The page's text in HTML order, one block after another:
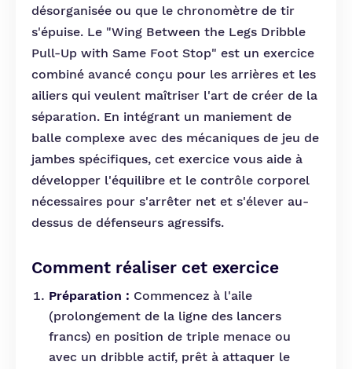
désorganisée ou que le chronomètre de tir
s'épuise. Le "Wing Between the Legs Dribble
Pull-Up with Same Foot Stop" est un exercice
combiné avancé conçu pour les arrières et les
ailiers qui veulent maîtriser l'art de créer de la
séparation. En intégrant un maniement de
balle complexe avec des mécaniques de jeu de
jambes spécifiques, cet exercice vous aide à
développer l'équilibre et le contrôle corporel
nécessaires pour s'arrêter net et s'élever au-
dessus de défenseurs agressifs.
Comment réaliser cet exercice
Préparation : Commencez à l'aile
(prolongement de la ligne des lancers
francs) en position de triple menace ou
avec un dribble actif, prêt à attaquer le